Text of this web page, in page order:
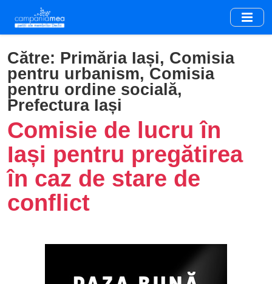
main
content
Către: Primăria Iași, Comisia
pentru urbanism, Comisia
pentru ordine socială,
Prefectura Iași
Comisie de lucru în
Iași pentru pregătirea
în caz de stare de
conflict